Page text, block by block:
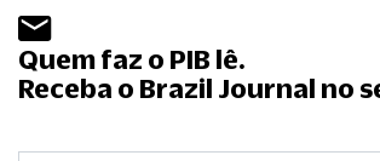
Quem faz o PIB lê.
Receba o Brazil Journal no